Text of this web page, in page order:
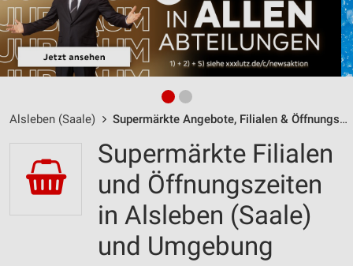
Alsleben (Saale) Supermärkte Angebote, Filialen & Öffnungszeiten
Supermärkte Filialen
und Öffnungszeiten
in Alsleben (Saale)
und Umgebung